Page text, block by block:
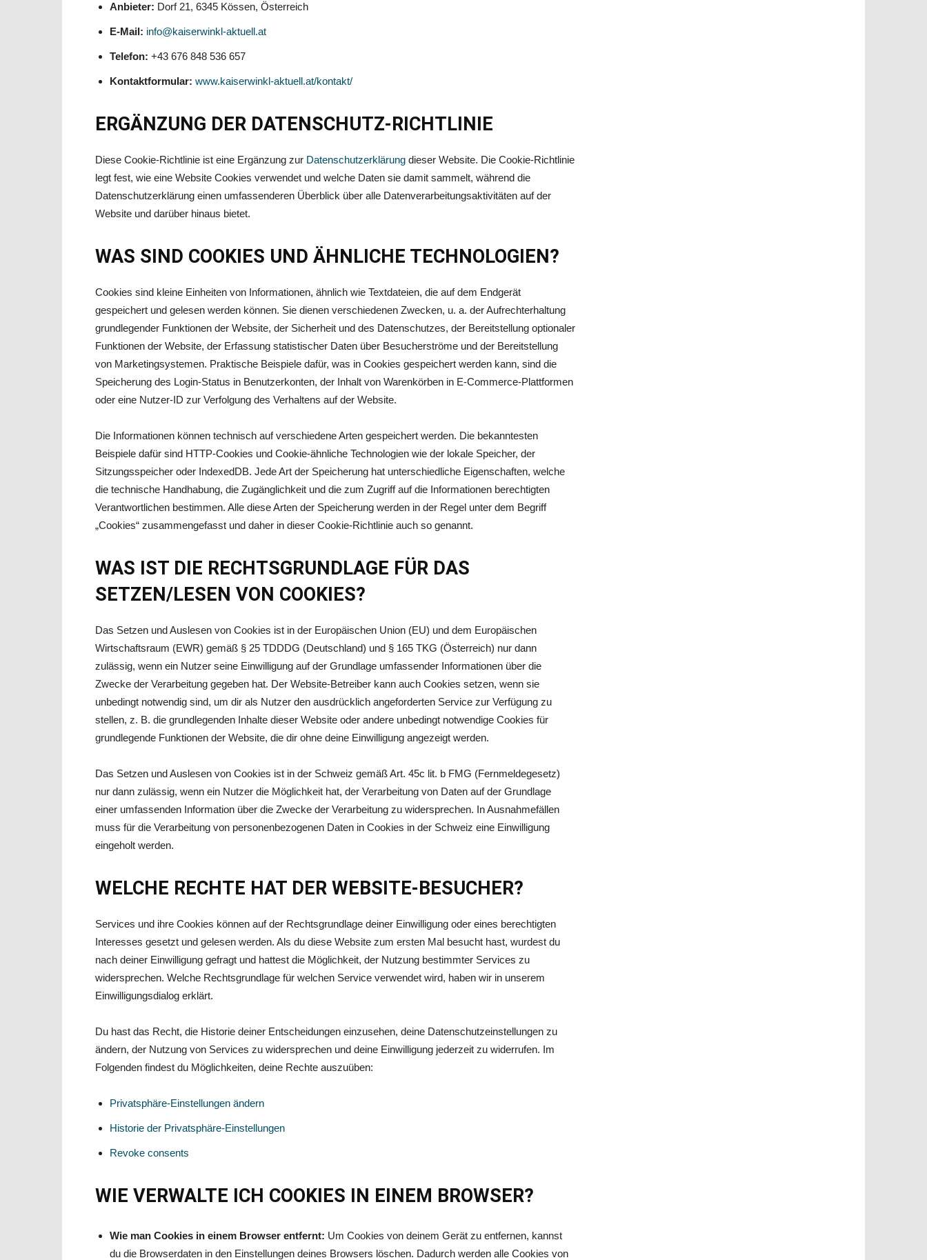
Anbieter: Dorf 21, 6345 Kössen, Österreich
E-Mail: info@kaiserwinkl-aktuell.at
Telefon: +43 676 848 536 657
Kontaktformular: www.kaiserwinkl-aktuell.at/kontakt/
ERGÄNZUNG DER DATENSCHUTZ-RICHTLINIE
Diese Cookie-Richtlinie ist eine Ergänzung zur Datenschutzerklärung dieser Website. Die Cookie-Richtlinie
legt fest, wie eine Website Cookies verwendet und welche Daten sie damit sammelt, während die
Datenschutzerklärung einen umfassenderen Überblick über alle Datenverarbeitungsaktivitäten auf der
Website und darüber hinaus bietet.
WAS SIND COOKIES UND ÄHNLICHE TECHNOLOGIEN?
Cookies sind kleine Einheiten von Informationen, ähnlich wie Textdateien, die auf dem Endgerät
gespeichert und gelesen werden können. Sie dienen verschiedenen Zwecken, u. a. der Aufrechterhaltung
grundlegender Funktionen der Website, der Sicherheit und des Datenschutzes, der Bereitstellung optionaler
Funktionen der Website, der Erfassung statistischer Daten über Besucherströme und der Bereitstellung
von Marketingsystemen. Praktische Beispiele dafür, was in Cookies gespeichert werden kann, sind die
Speicherung des Login-Status in Benutzerkonten, der Inhalt von Warenkörben in E-Commerce-Plattformen
oder eine Nutzer-ID zur Verfolgung des Verhaltens auf der Website.
Die Informationen können technisch auf verschiedene Arten gespeichert werden. Die bekanntesten
Beispiele dafür sind HTTP-Cookies und Cookie-ähnliche Technologien wie der lokale Speicher, der
Sitzungsspeicher oder IndexedDB. Jede Art der Speicherung hat unterschiedliche Eigenschaften, welche
die technische Handhabung, die Zugänglichkeit und die zum Zugriff auf die Informationen berechtigten
Verantwortlichen bestimmen. Alle diese Arten der Speicherung werden in der Regel unter dem Begriff
„Cookies“ zusammengefasst und daher in dieser Cookie-Richtlinie auch so genannt.
WAS IST DIE RECHTSGRUNDLAGE FÜR DAS
SETZEN/LESEN VON COOKIES?
Das Setzen und Auslesen von Cookies ist in der Europäischen Union (EU) und dem Europäischen
Wirtschaftsraum (EWR) gemäß § 25 TDDDG (Deutschland) und § 165 TKG (Österreich) nur dann
zulässig, wenn ein Nutzer seine Einwilligung auf der Grundlage umfassender Informationen über die
Zwecke der Verarbeitung gegeben hat. Der Website-Betreiber kann auch Cookies setzen, wenn sie
unbedingt notwendig sind, um dir als Nutzer den ausdrücklich angeforderten Service zur Verfügung zu
stellen, z. B. die grundlegenden Inhalte dieser Website oder andere unbedingt notwendige Cookies für
grundlegende Funktionen der Website, die dir ohne deine Einwilligung angezeigt werden.
Das Setzen und Auslesen von Cookies ist in der Schweiz gemäß Art. 45c lit. b FMG (Fernmeldegesetz)
nur dann zulässig, wenn ein Nutzer die Möglichkeit hat, der Verarbeitung von Daten auf der Grundlage
einer umfassenden Information über die Zwecke der Verarbeitung zu widersprechen. In Ausnahmefällen
muss für die Verarbeitung von personenbezogenen Daten in Cookies in der Schweiz eine Einwilligung
eingeholt werden.
WELCHE RECHTE HAT DER WEBSITE-BESUCHER?
Services und ihre Cookies können auf der Rechtsgrundlage deiner Einwilligung oder eines berechtigten
Interesses gesetzt und gelesen werden. Als du diese Website zum ersten Mal besucht hast, wurdest du
nach deiner Einwilligung gefragt und hattest die Möglichkeit, der Nutzung bestimmter Services zu
widersprechen. Welche Rechtsgrundlage für welchen Service verwendet wird, haben wir in unserem
Einwilligungsdialog erklärt.
Du hast das Recht, die Historie deiner Entscheidungen einzusehen, deine Datenschutzeinstellungen zu
ändern, der Nutzung von Services zu widersprechen und deine Einwilligung jederzeit zu widerrufen. Im
Folgenden findest du Möglichkeiten, deine Rechte auszuüben:
Privatsphäre-Einstellungen ändern
Historie der Privatsphäre-Einstellungen
Revoke consents
WIE VERWALTE ICH COOKIES IN EINEM BROWSER?
Wie man Cookies in einem Browser entfernt: Um Cookies von deinem Gerät zu entfernen, kannst
du die Browserdaten in den Einstellungen deines Browsers löschen. Dadurch werden alle Cookies von